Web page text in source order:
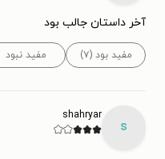
آخر داستان جالب بود
مفید بود (۷) مفید نبود
s
shahryar